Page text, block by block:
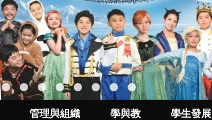
管理與組織 學與教 學生發展